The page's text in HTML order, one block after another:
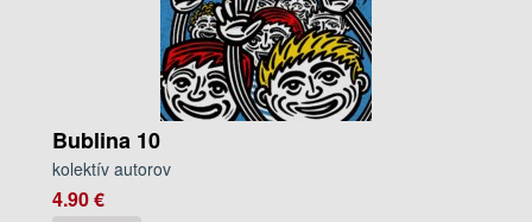
Bublina 10
kolektív autorov
4.90 €